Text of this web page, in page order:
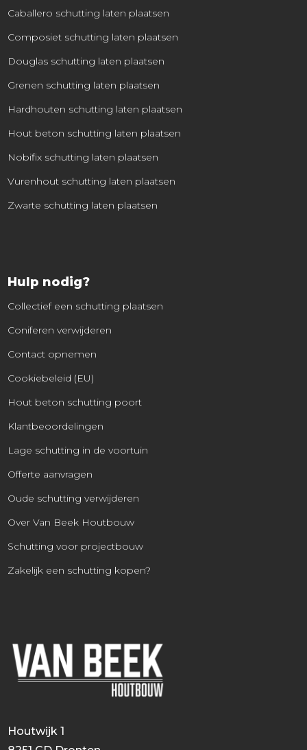
Caballero schutting laten plaatsen
Composiet schutting laten plaatsen
Douglas schutting laten plaatsen
Grenen schutting laten plaatsen
Hardhouten schutting laten plaatsen
Hout beton schutting laten plaatsen
Nobifix schutting laten plaatsen
Vurenhout schutting laten plaatsen
Zwarte schutting laten plaatsen
Hulp nodig?
Collectief een schutting plaatsen
Coniferen verwijderen
Contact opnemen
Cookiebeleid (EU)
Hout beton schutting poort
Klantbeoordelingen
Lage schutting in de voortuin
Offerte aanvragen
Oude schutting verwijderen
Over Van Beek Houtbouw
Schutting voor projectbouw
Zakelijk een schutting kopen?
Houtwijk 1